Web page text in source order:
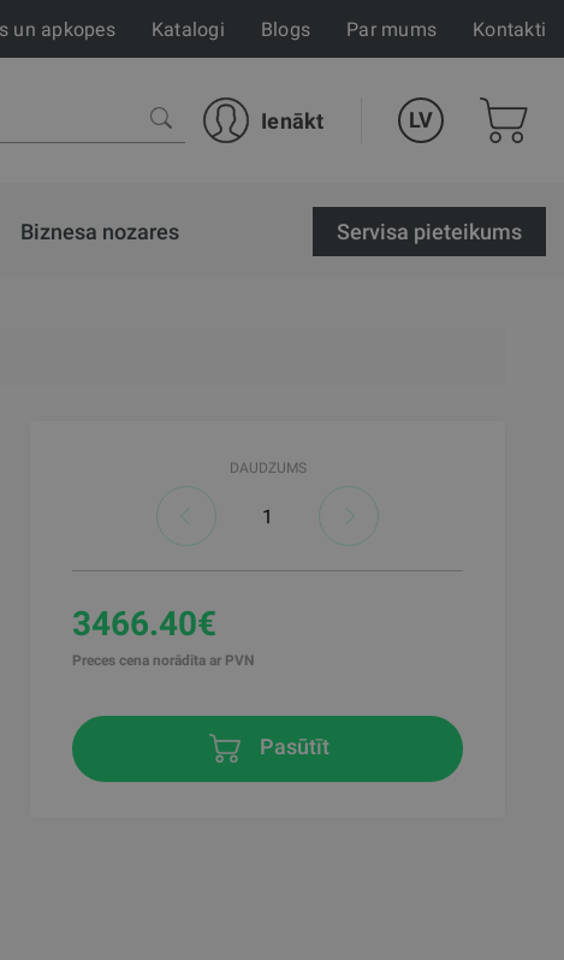
un apkopes Katalogi Blogs Par mums Kontakti
Ienākt LV
Biznesa nozares Servisa pieteikums
DAUDZUMS
3466.40€
Preces cena norādīta ar PVN
Pasūtīt